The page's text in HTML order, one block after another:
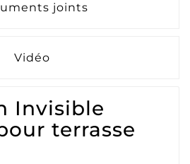
joints
Vidéo
Invisible
terrasse